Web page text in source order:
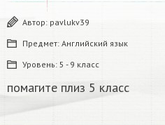
Автор: pavlukv39
Предмет: Английский язык
Уровень: 5 - 9 класс
помагите плиз 5 класс ​